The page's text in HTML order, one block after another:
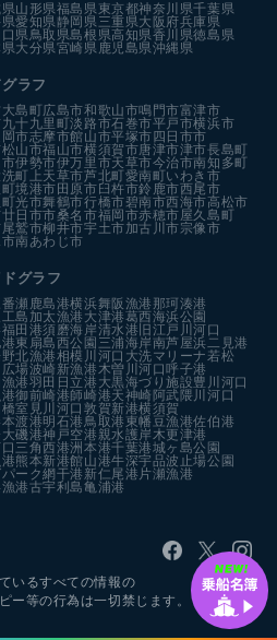
山形県福島県東京都神奈川県千葉県
愛知県静岡県三重県大阪府兵庫県
県鳥取県島根県高知県香川県徳島県
大分県宮崎県鹿児島県沖縄県
ラフ
島町広島市和歌山市鳴門市富津市
九十九里町淡路市石巻市平戸市横浜市
市志摩市館山市平塚市 四日市市
松山市福山市横須賀市唐津市津市長島町
伊勢市伊万里市天草市今治市南知多町
町 上天草市芦北町愛南町いわき市
町境港市 田原市 臼杵市鈴鹿市西尾市
光市舞鶴市行橋市碧南市西海市高松市
廿日市市桑名市福岡市赤穂市屋久島町
尾鷲市柳井市宇土市加古川市宗像市
市南あわじ市
グラフ
瀬 鹿島港横浜舞阪漁港 那珂湊港
島 加太漁港 大津港葛西海浜公園
福田港須磨海岸清水港 旧江戸川河口
東扇島西公園 三浦海岸南芦屋浜二見港
野北漁港相模川河口 大洗マリーナ若松
場波崎新漁港木曽川河口 呼子港
港羽田 日立港 大黒海づり施設豊川河口
御前崎港師崎港天神崎 阿武隈川河口
室見川河口敦賀新港横須賀
本渡港明石港鳥取港 東幡豆漁港佐伯港
大磯港神戸空港親水護岸木更津港
三角西港洲本港千葉港城ヶ島公園
熊本新港館山港牛深宇品波止場公園
ーク網干港 新仁尾港 片瀬漁港
港古宇利島亀浦港
いるすべての情報の
ー等の行為は一切禁じます。